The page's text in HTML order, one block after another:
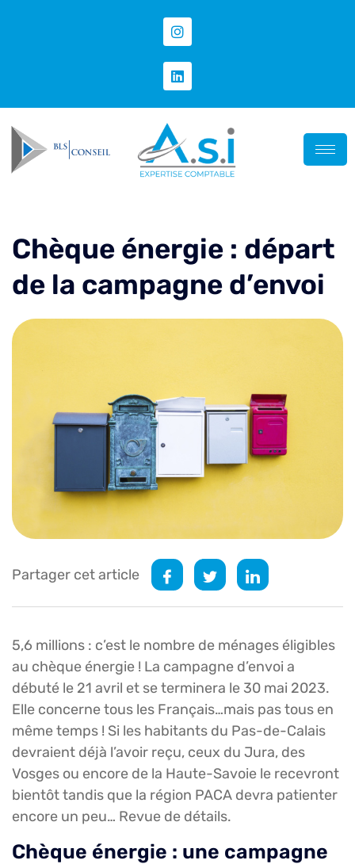
Chèque énergie : départ
de la campagne d’envoi
Partager cet article
5,6 millions : c’est le nombre de ménages éligibles
au chèque énergie ! La campagne d’envoi a
débuté le 21 avril et se terminera le 30 mai 2023.
Elle concerne tous les Français…mais pas tous en
même temps ! Si les habitants du Pas-de-Calais
devraient déjà l’avoir reçu, ceux du Jura, des
Vosges ou encore de la Haute-Savoie le recevront
bientôt tandis que la région PACA devra patienter
encore un peu… Revue de détails.
Chèque énergie : une campagne